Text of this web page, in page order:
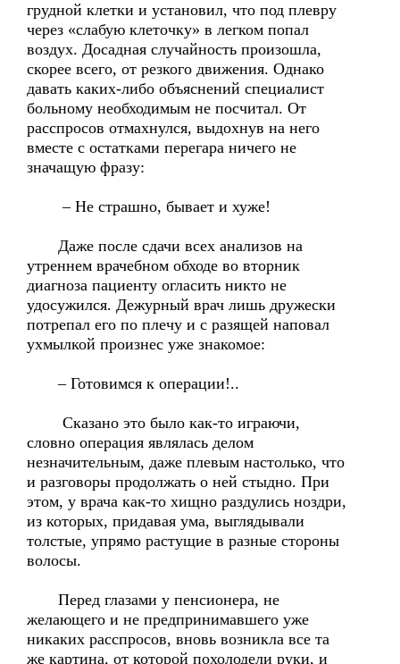
грудной клетки и установил, что под плевру
через «слабую клеточку» в легком попал
воздух. Досадная случайность произошла,
скорее всего, от резкого движения. Однако
давать каких-либо объяснений специалист
больному необходимым не посчитал. От
расспросов отмахнулся, выдохнув на него
вместе с остатками перегара ничего не
значащую фразу:
– Не страшно, бывает и хуже!
Даже после сдачи всех анализов на
утреннем врачебном обходе во вторник
диагноза пациенту огласить никто не
удосужился. Дежурный врач лишь дружески
потрепал его по плечу и с разящей наповал
ухмылкой произнес уже знакомое:
– Готовимся к операции!..
Сказано это было как-то играючи,
словно операция являлась делом
незначительным, даже плевым настолько, что
и разговоры продолжать о ней стыдно. При
этом, у врача как-то хищно раздулись ноздри,
из которых, придавая ума, выглядывали
толстые, упрямо растущие в разные стороны
волосы.
Перед глазами у пенсионера, не
желающего и не предпринимавшего уже
никаких расспросов, вновь возникла все та
же картина, от которой похолодели руки, и